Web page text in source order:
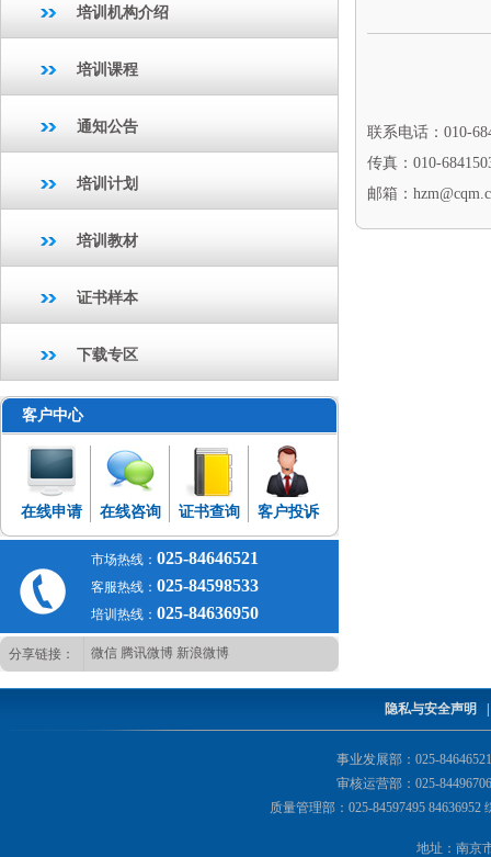
培训机构介绍
培训课程
通知公告
培训计划
培训教材
证书样本
下载专区
客户中心
在线申请 在线咨询 证书查询 客户投诉
市场热线： 025-84646521
客服热线： 025-84598533
培训热线： 025-84636950
分享链接： 微信 腾讯微博 新浪微博
联系电话：010-
传真：010-
邮箱：hzm
隐私与安全声明
事业发展部：025-
审核运营部：025-
质量管理部：025-84597495 84636952
地址：南京